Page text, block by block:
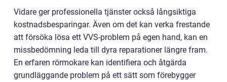
Vidare ger professionella tjänster också långsiktiga
kostnadsbesparingar. Även om det kan verka frestande
att försöka lösa ett VVS-problem på egen hand, kan en
missbedömning leda till dyra reparationer längre fram.
En erfaren rörmokare kan identifiera och åtgärda
grundläggande problem på ett sätt som förebygger